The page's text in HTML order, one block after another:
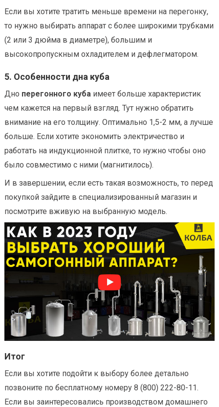
Если вы хотите тратить меньше времени на перегонку,
то нужно выбирать аппарат с более широкими трубками
(2 или 3 дюйма в диаметре), большим и
высокопропускным охладителем и дефлегматором.
5. Особенности дна куба
Дно перегонного куба имеет больше характеристик
чем кажется на первый взгляд. Тут нужно обратить
внимание на его толщину. Оптимально 1,5-2 мм, а лучше
больше. Если хотите экономить электричество и
работать на индукционной плитке, то нужно чтобы оно
было совместимо с ними (магнитилось).
И в завершении, если есть такая возможность, то перед
покупкой зайдите в специализированный магазин и
посмотрите вживую на выбранную модель.
Итог
Если вы хотите подойти к выбору более детально
позвоните по бесплатному номеру 8 (800) 222-80-11.
Если вы заинтересовались производством домашнего